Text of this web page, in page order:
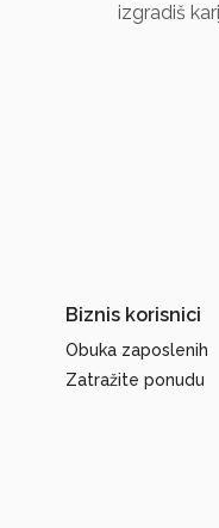
izgradiš
Biznis korisnici
Obuka zaposlenih
Zatražite ponudu